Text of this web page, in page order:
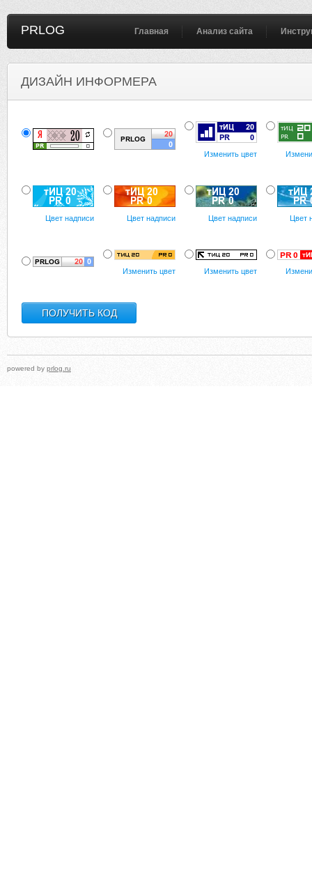
PRLOG Главная Анализ сайта
ДИЗАЙН ИНФОРМЕРА
Изменить цвет
Цвет надписи Цвет надписи Цвет надписи Цвет
Изменить цвет Изменить цвет
powered by prlog.ru